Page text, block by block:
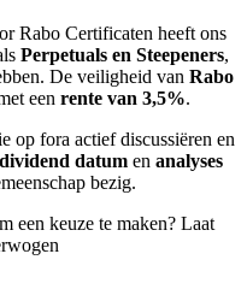
Rabo Certificaten heeft ons
Perpetuals en Steepeners,
De veiligheid van Rabo
een rente van 3,5%.
op fora actief discussiëren en
datum en analyses
bezig.
een keuze te maken? Laat